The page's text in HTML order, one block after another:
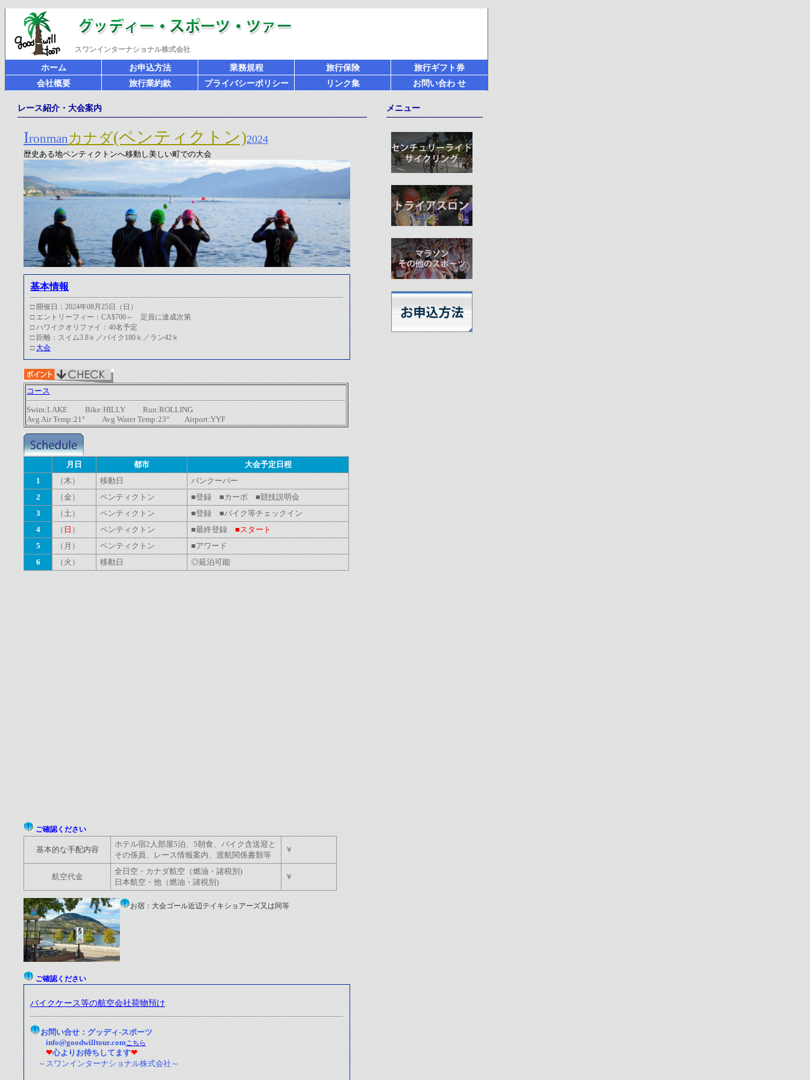
スワンインターナショナル株式会社
ホーム お申込方法 業務規程 旅行保険
旅行ギフト券
会社概要
旅行業約款 プライバシーポリシー リンク集 お問い合わ せ
メニュー
レース紹介・大会案内
Ironmanカナダ(ペンティクトン)2024
歴史ある地ペンティクトンへ移動し美しい町での大会
基本情報
□ 開催日：2024年08月25日（日）
□ エントリーフィー： CA$700～
定員に達成次第
□ ハワイクオリファイ：40名予定
□ 距離：スイム3.8ｋ／バイク180ｋ／ラン42ｋ
□大会
コース
Swim:LAKE Bike:HILLY Run:ROLLING
Avg Air Temp:21° Avg Water Temp:23° Airport:YYF
月日 都市
大会予定日程
1
（木） 移動日
バンクーバー
2
（金） ペンティクトン ■登録 ■カーボ ■競技説明会
3
（土） ペンティクトン
■登録 ■バイク等チェックイン
4
（ 日 ） ペンティクトン ■最終登録
■スタート
5
（月） ペンティクトン
■アワード
6
（火） 移動日 ◎延泊可能
ご確認ください
基本的な手配内容
ホテル宿2人部屋5泊、5朝食、バイク含送迎と
その係員、レース情報案内、渡航関係書類等
￥
航空代金
全日空・カナダ航空 （燃油・諸税別 )
日本航空 ・他 （燃油・諸税別)
￥
お宿：大会ゴール近辺テイキショアーズ又は同等
ご確認ください
バイクケース等の航空会社荷物預け
お問い合せ：グッディ-スポーツ
info@goodwilltour.comこちら
❤心よりお待ちしてます❤
～スワンインターナショナル株式会社～